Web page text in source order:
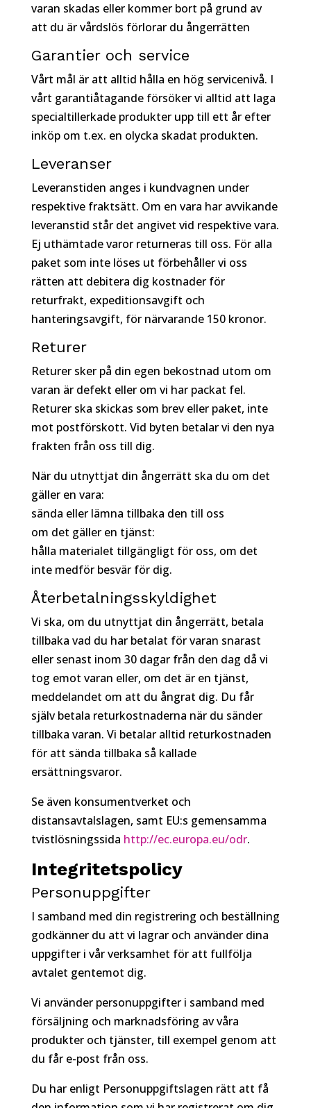
varan skadas eller kommer bort på grund av
att du är vårdslös förlorar du ångerrätten
Garantier och service
Vårt mål är att alltid hålla en hög servicenivå. I
vårt garantiåtagande försöker vi alltid att laga
specialtillerkade produkter upp till ett år efter
inköp om t.ex. en olycka skadat produkten.
Leveranser
Leveranstiden anges i kundvagnen under
respektive fraktsätt. Om en vara har avvikande
leveranstid står det angivet vid respektive vara.
Ej uthämtade varor returneras till oss. För alla
paket som inte löses ut förbehåller vi oss
rätten att debitera dig kostnader för
returfrakt, expeditionsavgift och
hanteringsavgift, för närvarande 150 kronor.
Returer
Returer sker på din egen bekostnad utom om
varan är defekt eller om vi har packat fel.
Returer ska skickas som brev eller paket, inte
mot postförskott. Vid byten betalar vi den nya
frakten från oss till dig.
När du utnyttjat din ångerrätt ska du om det
gäller en vara:
sända eller lämna tillbaka den till oss
om det gäller en tjänst:
hålla materialet tillgängligt för oss, om det
inte medför besvär för dig.
Återbetalningsskyldighet
Vi ska, om du utnyttjat din ångerrätt, betala
tillbaka vad du har betalat för varan snarast
eller senast inom 30 dagar från den dag då vi
tog emot varan eller, om det är en tjänst,
meddelandet om att du ångrat dig. Du får
själv betala returkostnaderna när du sänder
tillbaka varan. Vi betalar alltid returkostnaden
för att sända tillbaka så kallade
ersättningsvaror.
Se även konsumentverket och
distansavtalslagen, samt EU:s gemensamma
tvistlösningssida http://ec.europa.eu/odr.
Integritetspolicy
Personuppgifter
I samband med din registrering och beställning
godkänner du att vi lagrar och använder dina
uppgifter i vår verksamhet för att fullfölja
avtalet gentemot dig.
Vi använder personuppgifter i samband med
försäljning och marknadsföring av våra
produkter och tjänster, till exempel genom att
du får e-post från oss.
Du har enligt Personuppgiftslagen rätt att få